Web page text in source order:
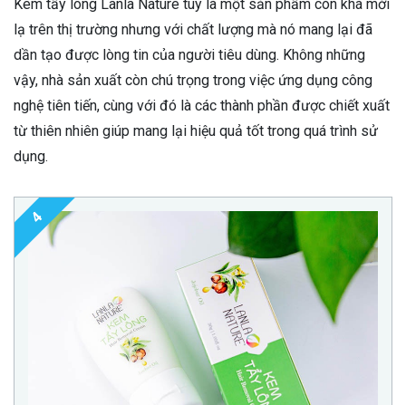
Kem tẩy lông Lanla Nature tuy là một sản phẩm còn khá mới
lạ trên thị trường nhưng với chất lượng mà nó mang lại đã
dần tạo được lòng tin của người tiêu dùng. Không những
vậy, nhà sản xuất còn chú trọng trong việc ứng dụng công
nghệ tiên tiến, cùng với đó là các thành phần được chiết xuất
từ thiên nhiên giúp mang lại hiệu quả tốt trong quá trình sử
dụng.
4